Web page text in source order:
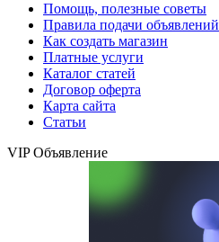
Помощь, полезные советы
Правила подачи объявлений
Как создать магазин
Платные услуги
Каталог статей
Договор оферта
Карта сайта
Статьи
VIP Объявление